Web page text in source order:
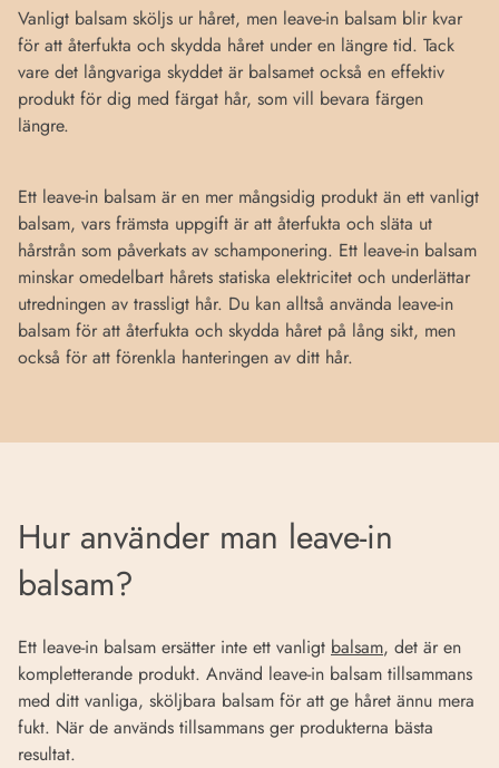
Vanligt balsam sköljs ur håret, men leave-in balsam blir kvar
för att återfukta och skydda håret under en längre tid. Tack
vare det långvariga skyddet är balsamet också en effektiv
produkt för dig med färgat hår, som vill bevara färgen
längre.
Ett leave-in balsam är en mer mångsidig produkt än ett vanligt
balsam, vars främsta uppgift är att återfukta och släta ut
hårstrån som påverkats av schamponering. Ett leave-in balsam
minskar omedelbart hårets statiska elektricitet och underlättar
utredningen av trassligt hår. Du kan alltså använda leave-in
balsam för att återfukta och skydda håret på lång sikt, men
också för att förenkla hanteringen av ditt hår.
Hur använder man leave-in
balsam?
Ett leave-in balsam ersätter inte ett vanligt balsam, det är en
kompletterande produkt. Använd leave-in balsam tillsammans
med ditt vanliga, sköljbara balsam för att ge håret ännu mera
fukt. När de används tillsammans ger produkterna bästa
resultat.